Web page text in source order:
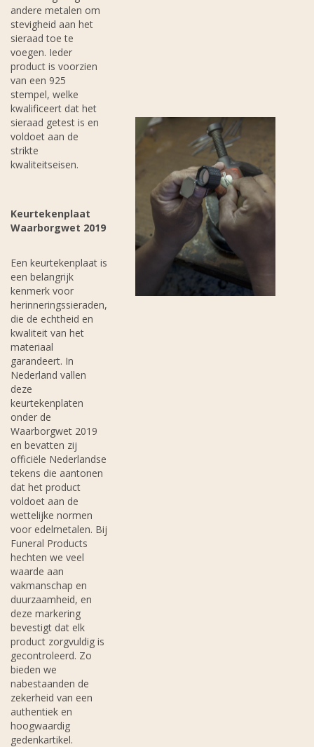
andere metalen om
stevigheid aan het
sieraad toe te
voegen. Ieder
product is voorzien
van een 925
stempel, welke
kwalificeert dat het
sieraad getest is en
voldoet aan de
strikte
kwaliteitseisen.
Keurtekenplaat
Waarborgwet 2019
Een keurtekenplaat is
een belangrijk
kenmerk voor
herinneringssieraden,
die de echtheid en
kwaliteit van het
materiaal
garandeert. In
Nederland vallen
deze
keurtekenplaten
onder de
Waarborgwet 2019
en bevatten zij
officiële Nederlandse
tekens die aantonen
dat het product
voldoet aan de
wettelijke normen
voor edelmetalen. Bij
Funeral Products
hechten we veel
waarde aan
vakmanschap en
duurzaamheid, en
deze markering
bevestigt dat elk
product zorgvuldig is
gecontroleerd. Zo
bieden we
nabestaanden de
zekerheid van een
authentiek en
hoogwaardig
gedenkartikel.